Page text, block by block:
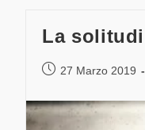
La
27 Marzo 2019